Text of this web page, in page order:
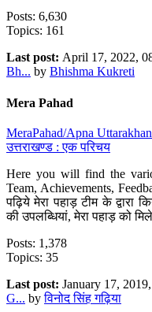
Posts: 6,630
Topics: 161
Last post: April 17, 2022,
Bh... by Bhishma Kukreti
Mera Pahad
MeraPahad/Apna
उत्तराखण्ड : एक परिचय
Here you will find the
Team, Achievements,
पढ़िये मेरा पहाड़ टीम के द्वारा
की उपलब्धियां, मेरा पहाड़ को
Posts: 1,378
Topics: 35
Last post: January 17,
G... byविनोद सिंह गढ़िया